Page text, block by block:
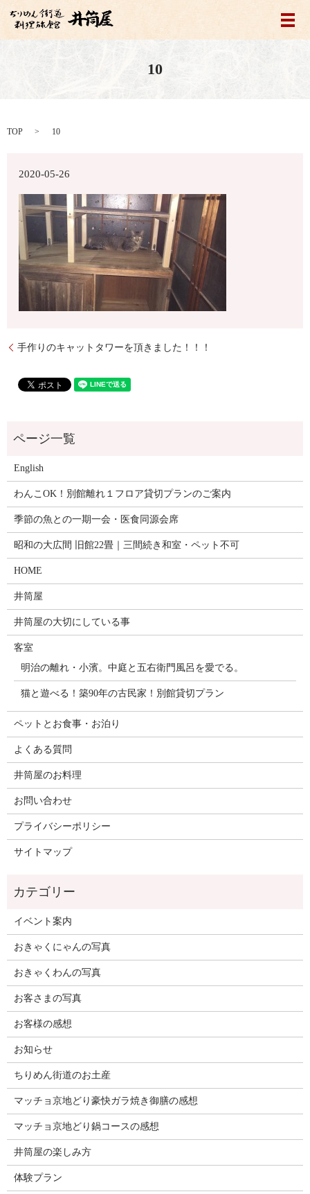
メ
10
TOP 10
2020-05-26
手作りのキャットタワーを頂きました！！！
English
わんこOK！別館離れ１フロア貸切プランのご案内
季節の魚との一期一会・医食同源会席
昭和の大広間 旧館22畳｜三間続き和室・ペット不可
HOME
井筒屋
井筒屋の大切にしている事
客室
明治の離れ・小濱。中庭と五右衛門風呂を愛でる。
猫と遊べる！築90年の古民家！別館貸切プラン
ペットとお食事・お泊り
よくある質問
井筒屋のお料理
お問い合わせ
プライバシーポリシー
サイトマップ
イベント案内
おきゃくにゃんの写真
おきゃくわんの写真
お客さまの写真
お客様の感想
お知らせ
ちりめん街道のお土産
マッチョ京地どり豪快ガラ焼き御膳の感想
マッチョ京地どり鍋コースの感想
井筒屋の楽しみ方
体験プラン